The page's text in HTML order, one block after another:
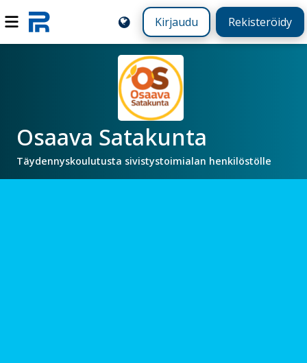
Kirjaudu Rekisteröidy
Osaava Satakunta
Täydennyskoulutusta sivistystoimialan henkilöstölle